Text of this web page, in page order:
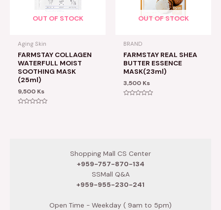
OUT OF STOCK
Aging Skin
FARMSTAY COLLAGEN
WATERFULL MOIST
SOOTHING MASK
(25ml)
9,500 Ks
OUT OF STOCK
BRAND
FARMSTAY REAL SHEA
BUTTER ESSENCE
MASK(23ml)
3,500 Ks
Shopping Mall CS Center
+959-757-870-134
SSMall Q&A
+959-955-230-241
Open Time - Weekday ( 9am to 5pm)